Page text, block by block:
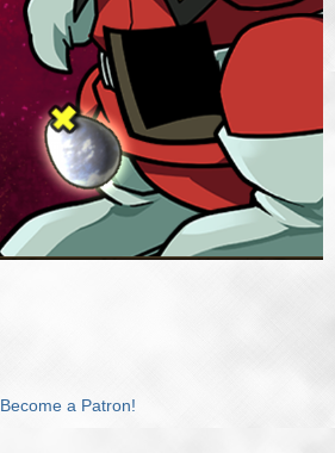
Become a Patron!